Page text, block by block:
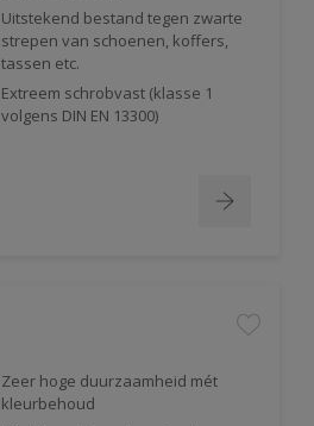
Uitstekend bestand tegen zwarte
strepen van schoenen, koffers,
tassen etc.
Extreem schrobvast (klasse 1
volgens DIN EN 13300)
Zeer hoge duurzaamheid mét
kleurbehoud